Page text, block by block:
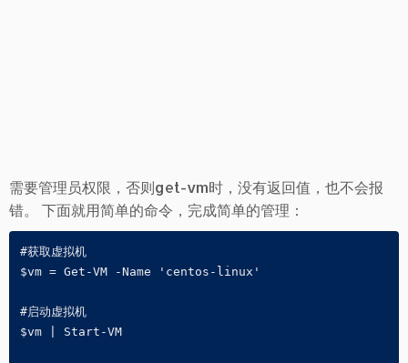
需要管理员权限，否则get-vm时，没有返回值，也不会报
错。 下面就用简单的命令，完成简单的管理：
#获取虚拟机
$vm = Get-VM -Name 'centos-linux'
#启动虚拟机
$vm | Start-VM